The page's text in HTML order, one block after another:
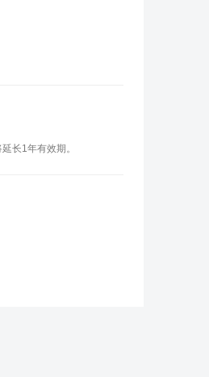
长1年有效期。